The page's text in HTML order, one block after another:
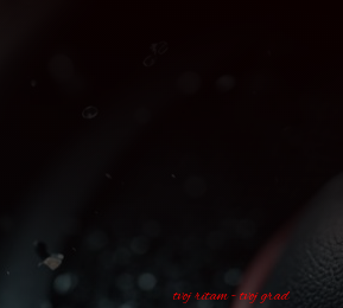
tvoj ritam - tvoj grad